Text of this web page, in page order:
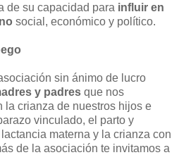
de su capacidad para influir en
social, económico y político.
sin ánimo de lucro
y padres que nos
la crianza de nuestros hijos e
vinculado, el parto y
materna y la crianza con
de la asociación te invitamos a